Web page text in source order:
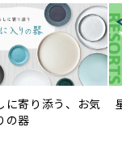
に寄り添う、お気
の器